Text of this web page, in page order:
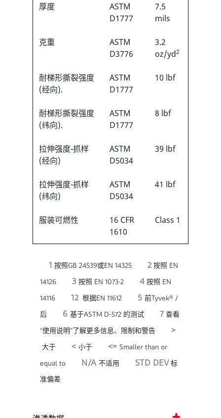
厚度
ASTM
D1777
7.5
mils
克重
ASTM
D3776
3.2
oz/yd2
耐梯形撕裂强度
(经向).
ASTM
D1777
10 lbf
耐梯形撕裂强度
(纬向).
ASTM
D1777
8 lbf
拉伸强度-抓样
(经向)
ASTM
D5034
39 lbf
拉伸强度-抓样
(纬向)
ASTM
D5034
41 lbf
服装可燃性
16 CFR
1610
Class 1
1 按照GB 24539或EN 14325 2按照 EN
14126 3 按照 EN 1073-2 4 按照 EN
14116 12根据EN 11612 5 前Tyvek® /
后 6 基于ASTM D-572 的测试 7 查看
“使用说明”了解更多信息、限制和警告 >
大于 < 小于 <= Smaller than or
equal to N/A 不适用 STD DEV 标
准偏差